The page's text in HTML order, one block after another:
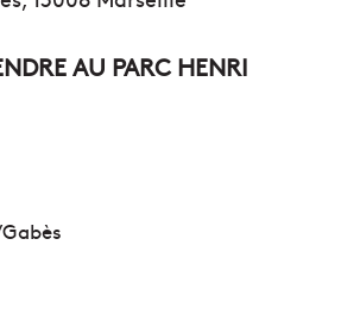
AU PARC HENRI